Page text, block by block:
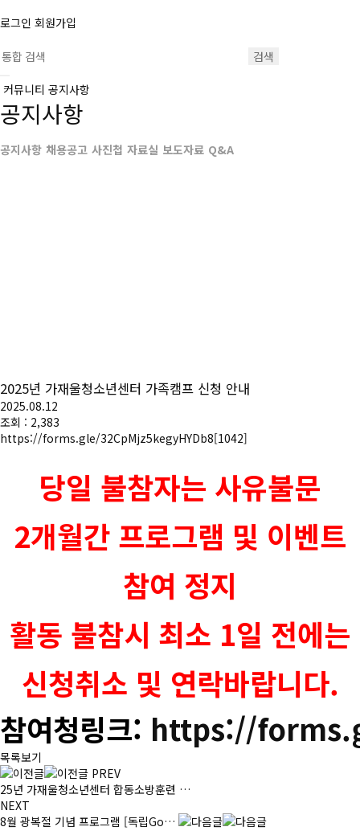
로그인 회원가입
검색
커뮤니티 공지사항
공지사항
공지사항 채용공고 사진첩 자료실 보도자료 Q&A
2025년 가재울청소년센터 가족캠프 신청 안내
2025.08.12
조회 : 2,383
https://forms.gle/32CpMjz5kegyHYDb8[1042]
당일 불참자는 사유불문
2개월간 프로그램 및 이벤트
참여 정지
활동 불참시 최소 1일 전에는
신청취소 및 연락바랍니다.
참여청링크: https://
목록보기
PREV
25년 가재울청소년센터 합동소방훈련 …
NEXT
8월 광복절 기념 프로그램 [독립Go…